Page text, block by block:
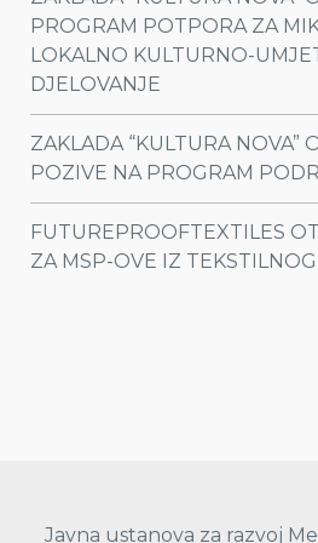
PROGRAM POTPORA ZA
LOKALNO KULTURNO-
DJELOVANJE
ZAKLADA “KULTURA NOVA”
POZIVE NA PROGRAM
FUTUREPROOFTEXTILES
ZA MSP-OVE IZ
Javna ustanova za razvoj